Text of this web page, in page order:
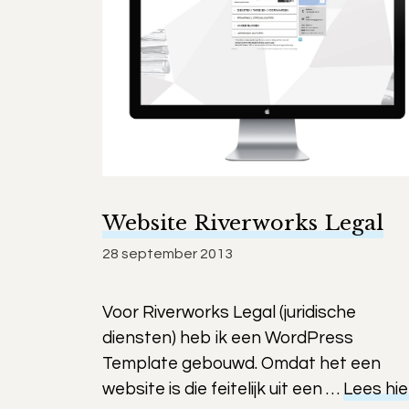
Website Riverworks Legal
28 september 2013
Voor Riverworks Legal (juridische
diensten) heb ik een WordPress
Template gebouwd. Omdat het een
website is die feitelijk uit een … Lees